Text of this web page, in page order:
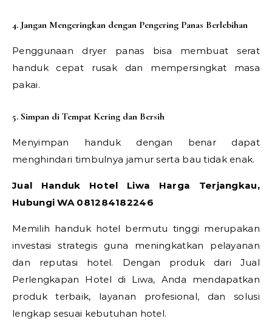
4. Jangan Mengeringkan dengan Pengering Panas Berlebihan
Penggunaan dryer panas bisa membuat serat
handuk cepat rusak dan mempersingkat masa
pakai.
5. Simpan di Tempat Kering dan Bersih
Menyimpan handuk dengan benar dapat
menghindari timbulnya jamur serta bau tidak enak.
Jual Handuk Hotel Liwa Harga Terjangkau,
Hubungi WA 081284182246
Memilih handuk hotel bermutu tinggi merupakan
investasi strategis guna meningkatkan pelayanan
dan reputasi hotel. Dengan produk dari Jual
Perlengkapan Hotel di Liwa, Anda mendapatkan
produk terbaik, layanan profesional, dan solusi
lengkap sesuai kebutuhan hotel.